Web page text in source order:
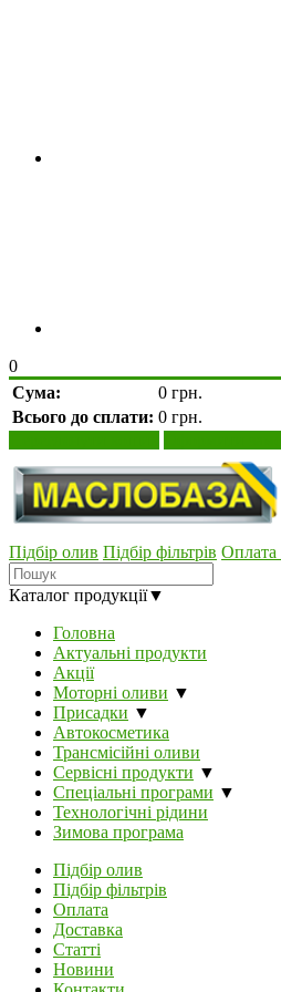
0
Сума:
0 грн.
Всього до сплати: 0 грн.
Підбір олив Підбір фільтрів Оплата
Каталог продукції▼
Головна
Актуальні продукти
Акції
Моторні оливи ▼
Присадки ▼
Автокосметика
Трансмісійні оливи
Сервісні продукти ▼
Спеціальні програми ▼
Технологічні рідини
Зимова програма
Підбір олив
Підбір фільтрів
Оплата
Доставка
Статті
Новини